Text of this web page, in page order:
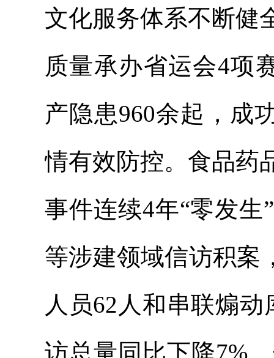
文化服务体系不断健
质量承办省运会4项
产隐患960余起，成
情有效防控。食品药
事件连续4年“零发
等涉建领域信访积案
人员62人和串联煽
访总量同比下降7%